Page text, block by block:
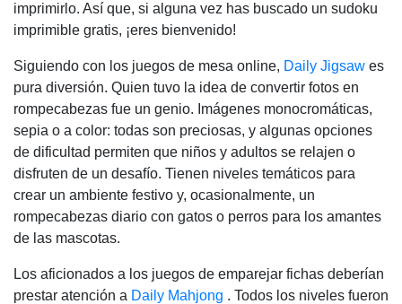
imprimirlo. Así que, si alguna vez has buscado un sudoku
imprimible gratis, ¡eres bienvenido!
Siguiendo con los juegos de mesa online, Daily Jigsaw es
pura diversión. Quien tuvo la idea de convertir fotos en
rompecabezas fue un genio. Imágenes monocromáticas,
sepia o a color: todas son preciosas, y algunas opciones
de dificultad permiten que niños y adultos se relajen o
disfruten de un desafío. Tienen niveles temáticos para
crear un ambiente festivo y, ocasionalmente, un
rompecabezas diario con gatos o perros para los amantes
de las mascotas.
Los aficionados a los juegos de emparejar fichas deberían
prestar atención a Daily Mahjong . Todos los niveles fueron